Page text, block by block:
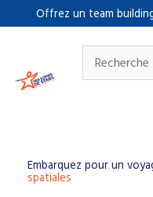
Offrez un team
au
Embarquez pour un
spatiales